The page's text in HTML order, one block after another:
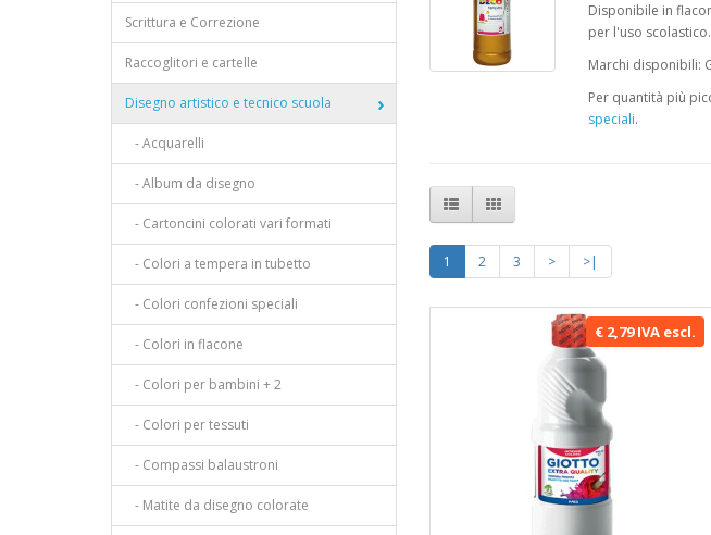
Scrittura e Correzione
Raccoglitori e cartelle
Disegno artistico e tecnico scuola
- Acquarelli
- Album da disegno
- Cartoncini colorati vari formati
- Colori a tempera in tubetto
- Colori confezioni speciali
- Colori in flacone
- Colori per bambini + 2
- Colori per tessuti
- Compassi balaustroni
- Matite da disegno colorate
Disponibile in
per l'uso scolastico.
Marchi disponibili:
Per quantità più
speciali.
1 2 3 > >|
€ 2,79 IVA escl.